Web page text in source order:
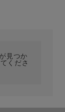
見つか
くださ